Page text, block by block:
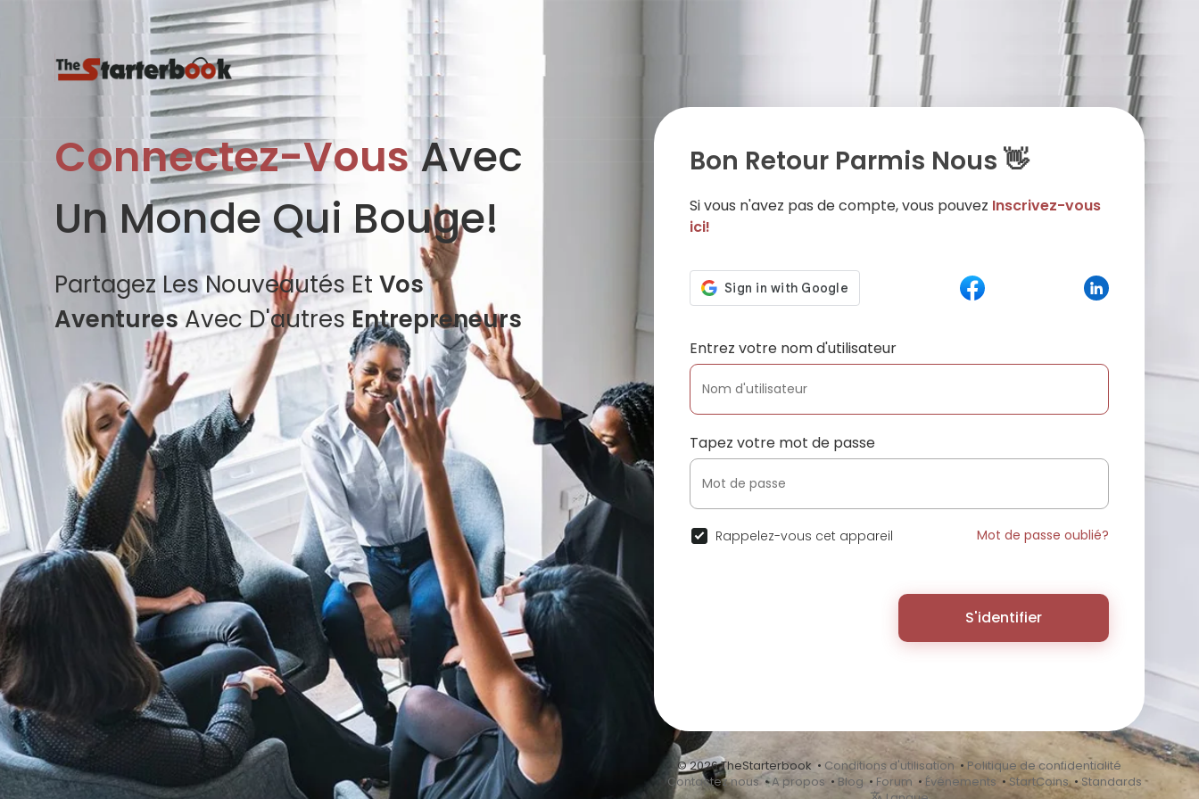
Connectez-VousAvec
Un Monde Qui Bouge!
Partagez Les Nouveautés Et Vos
Aventures Avec D'autres Entrepreneurs
Bon Retour Parmis Nous 👋
Si vous n'avez pas de compte, vous pouvez Inscrivez-vous
ici!
Entrez votre nom d'utilisateur
Tapez votre mot de passe
Rappelez-vous cet appareil Mot de passe oublié?
S'identifier
© 2026 TheStarterbook • Conditions d'utilisation • Politique de confidentialité
•Contactez nous•A propos•Blog • Forum • Événements • StartCoins•Standards